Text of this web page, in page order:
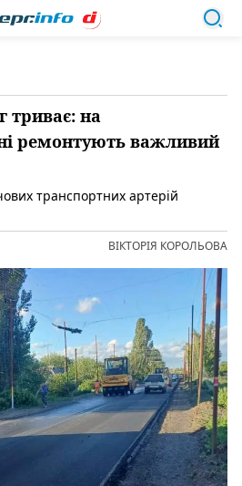
триває: на
ремонтують важливий
транспортних артерій
ВІКТОРІЯ КОРОЛЬОВА